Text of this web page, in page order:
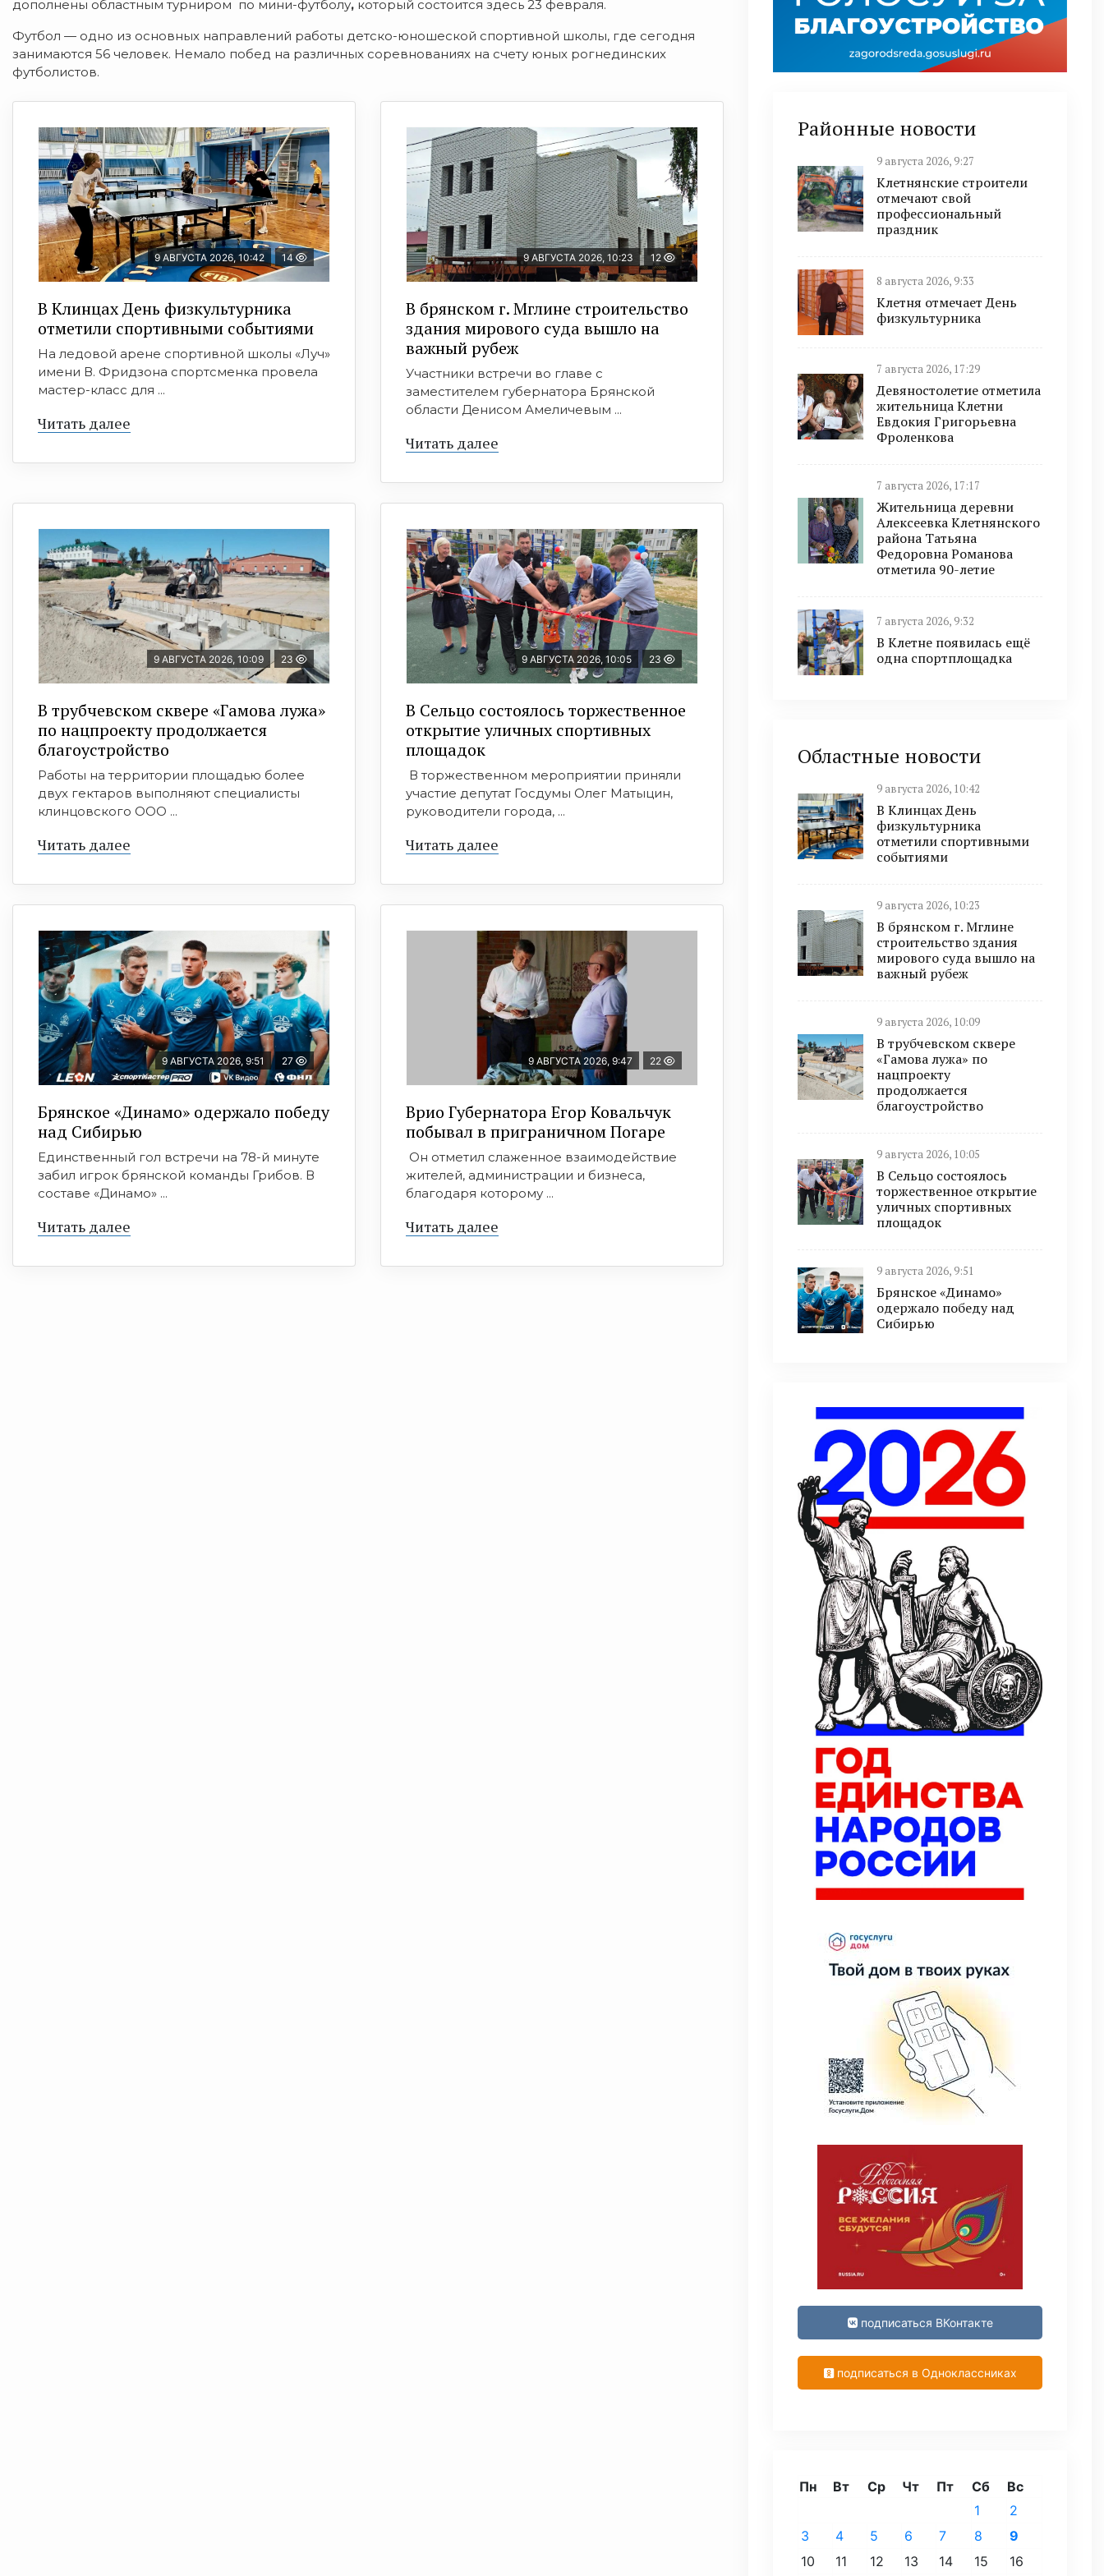
дополнены областным турниром по мини-футболу, который состоится здесь 23 февраля.
Футбол — одно из основных направлений работы детско-юношеской спортивной школы, где сегодня
занимаются 56 человек. Немало побед на различных соревнованиях на счету юных рогнединских
футболистов.
9 АВГУСТА 2026, 10:42 14
В Клинцах День физкультурника
отметили спортивными событиями
На ледовой арене спортивной школы «Луч»
имени В. Фридзона спортсменка провела
мастер-класс для ...
Читать далее
9 АВГУСТА 2026, 10:23 12
В брянском г. Мглине строительство
здания мирового суда вышло на
важный рубеж
Участники встречи во главе с
заместителем губернатора Брянской
области Денисом Амеличевым ...
Читать далее
9 АВГУСТА 2026, 10:09 23
В трубчевском сквере «Гамова лужа»
по нацпроекту продолжается
благоустройство
Работы на территории площадью более
двух гектаров выполняют специалисты
клинцовского ООО ...
Читать далее
9 АВГУСТА 2026, 10:05 23
В Сельцо состоялось торжественное
открытие уличных спортивных
площадок
В торжественном мероприятии приняли
участие депутат Госдумы Олег Матыцин,
руководители города, ...
Читать далее
9 АВГУСТА 2026, 9:51 27
Брянское «Динамо» одержало победу
над Сибирью
Единственный гол встречи на 78-й минуте
забил игрок брянской команды Грибов. В
составе «Динамо» ...
Читать далее
9 АВГУСТА 2026, 9:47 22
Врио Губернатора Егор Ковальчук
побывал в приграничном Погаре
Он отметил слаженное взаимодействие
жителей, администрации и бизнеса,
благодаря которому ...
Читать далее
Районные новости
9 августа 2026, 9:27
Клетнянские строители
отмечают свой
профессиональный
праздник
8 августа 2026, 9:33
Клетня отмечает День
физкультурника
7 августа 2026, 17:29
Девяностолетие отметила
жительница Клетни
Евдокия Григорьевна
Фроленкова
7 августа 2026, 17:17
Жительница деревни
Алексеевка Клетнянского
района Татьяна
Федоровна Романова
отметила 90-летие
7 августа 2026, 9:32
В Клетне появилась ещё
одна спортплощадка
Областные новости
9 августа 2026, 10:42
В Клинцах День
физкультурника
отметили спортивными
событиями
9 августа 2026, 10:23
В брянском г. Мглине
строительство здания
мирового суда вышло на
важный рубеж
9 августа 2026, 10:09
В трубчевском сквере
«Гамова лужа» по
нацпроекту
продолжается
благоустройство
9 августа 2026, 10:05
В Сельцо состоялось
торжественное открытие
уличных спортивных
площадок
9 августа 2026, 9:51
Брянское «Динамо»
одержало победу над
Сибирью
подписаться ВКонтакте
подписаться в Одноклассниках
Пн Вт Ср Чт Пт Сб
Вс
1
2
3
4 5 6 7 8
9
10
11 12 13 14 15 16